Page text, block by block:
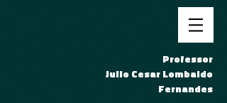
Professor
Julio Cesar Lombaldo
Fernandes